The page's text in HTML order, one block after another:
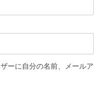
ーに自分の名前、メールア